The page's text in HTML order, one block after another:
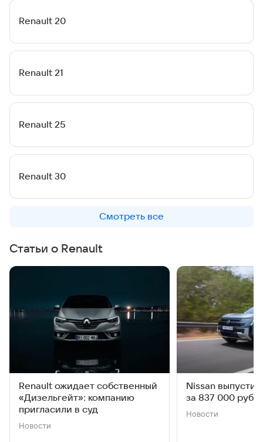
Renault 20
Renault 21
Renault 25
Renault 30
Смотреть все
Статьи о Renault
Renault ожидает собственный
«Дизельгейт»: компанию
пригласили в суд
Новости
Nissan
за 837 000
Новости